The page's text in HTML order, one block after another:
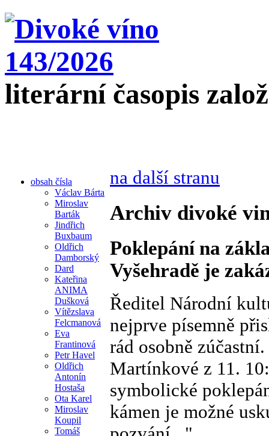
literární časopis
obsah čísla
Václav Bárta
Miroslav
Barták
Jindřich
Buxbaum
Oldřich
Damborský
Dard
Kateřina
ANIMA
Dušková
Vítězslava
Felcmanová
Eva
Frantinová
Petr Havel
Oldřich
Antonín
Hostaša
Ota Karel
Miroslav
Koupil
Tomáš
na další stranu
Archiv divoké
Poklepání na
Vyšehradě je
Ředitel Národní
nejprve písemně
rád osobně
Martínkové z 11.
symbolické
kámen je možné